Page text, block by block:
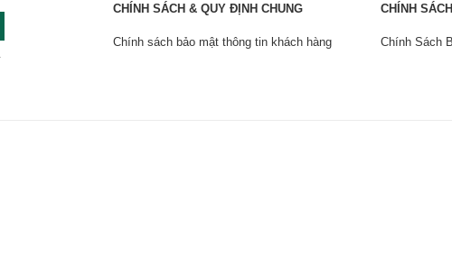
CHÍNH SÁCH & QUY ĐỊNH CHUNG
Chính sách bảo mật thông tin khách hàng
CHÍNH
Chính Sách